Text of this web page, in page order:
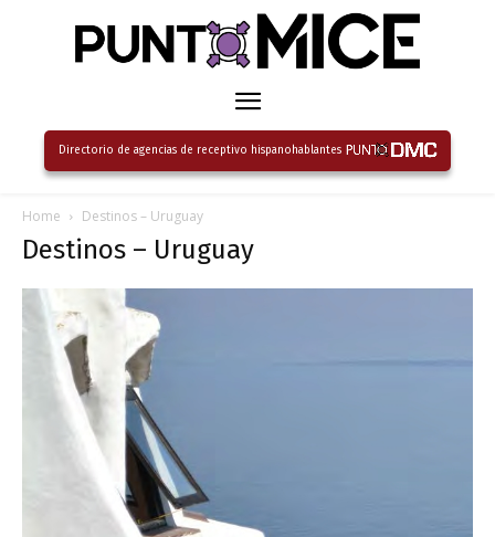
Directorio de agencias de receptivo hispanohablantes
Home Destinos – Uruguay
Destinos – Uruguay